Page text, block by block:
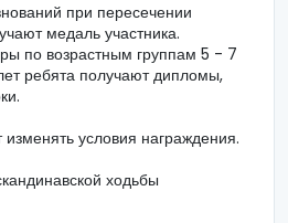
при пересечении
медаль участника.
по возрастным группам 5 - 7
ребята получают дипломы,
условия награждения.
ходьбы